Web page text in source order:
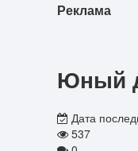
Реклама
Юный
Дата
537